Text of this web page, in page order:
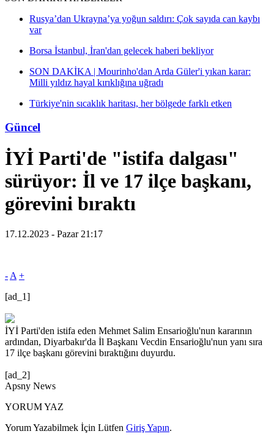
Rusya’dan Ukrayna’ya yoğun saldırı: Çok sayıda can kaybı
var
Borsa İstanbul, İran'dan gelecek haberi bekliyor
SON DAKİKA | Mourinho'dan Arda Güler'i yıkan karar:
Milli yıldız hayal kırıklığına uğradı
Türkiye'nin sıcaklık haritası, her bölgede farklı etken
Güncel
İYİ Parti'de "istifa dalgası"
sürüyor: İl ve 17 ilçe başkanı,
görevini bıraktı
17.12.2023 - Pazar 21:17
- A +
[ad_1]
İYİ Parti'den istifa eden Mehmet Salim Ensarioğlu'nun kararının
ardından, Diyarbakır'da İl Başkanı Vecdin Ensarioğlu'nun yanı sıra
17 ilçe başkanı görevini bıraktığını duyurdu.
[ad_2]
Apsny News
YORUM YAZ
Yorum Yazabilmek İçin Lütfen Giriş Yapın.